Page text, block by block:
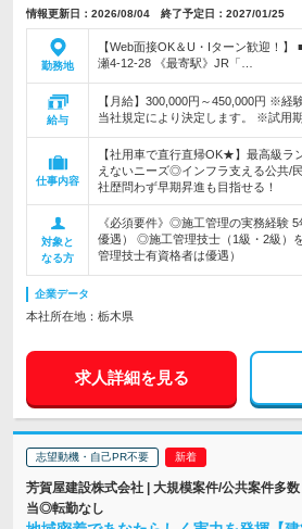
情報更新日：2026/08/04 終了予定日：2027/01/25
勤務地
【Web面接OK＆U・Iターン歓迎！
瀬4-12-28 《最寄駅》JR「…
給与
【月給】300,000円～450,000円 ※経
当社規定により決定します。 ※試用
仕事内容
【社用車で直行直帰OK★】最高級ラ
えないニーズ◎インフラ支える公共/
社歴問わず早期昇進も目指せる！
対象と
なる方
《必須要件》◎施工管理の実務経験
優遇） ◎施工管理技士（1級・2級）
管理技士有資格者は優遇）
企業データ
本社所在地：栃木県
求人詳細を見る
志望動機・自己PR不要
芳賀屋建設株式会社 | 大規模案件/公共案件多
当◎転勤なし